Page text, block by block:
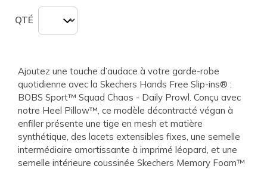
QTÉ
Ajoutez une touche d’audace à votre garde-robe
quotidienne avec la Skechers Hands Free Slip-ins® :
BOBS Sport™ Squad Chaos - Daily Prowl. Conçu avec
notre Heel Pillow™, ce modèle décontracté végan à
enfiler présente une tige en mesh et matière
synthétique, des lacets extensibles fixes, une semelle
intermédiaire amortissante à imprimé léopard, et une
semelle intérieure coussinée Skechers Memory Foam™